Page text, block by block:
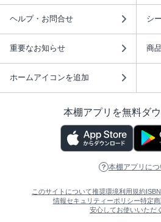
ヘルプ・お問合せ シ
重要なお知らせ 商
ホームアイコンを追加
本棚アプリを無料ダウ
本棚アプリにつ
このサイトについて推奨環境利用規約
情報セキュリティーポリシー特定
安心してお使いいただ